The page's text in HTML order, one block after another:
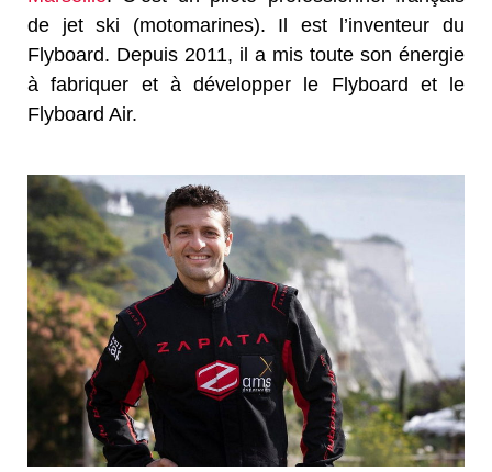
de jet ski (motomarines). Il est l’inventeur du
Flyboard. Depuis 2011, il a mis toute son énergie
à fabriquer et à développer le Flyboard et le
Flyboard Air.